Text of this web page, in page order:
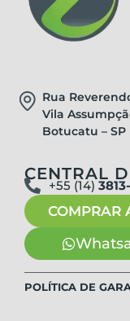
Rua
Vila
Botucatu – SP
CENTRAL
+55 (14)
COMPRAR
POLÍTICA DE